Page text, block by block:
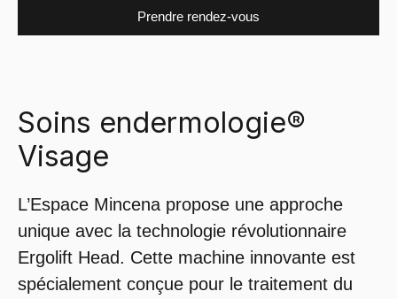
Prendre rendez-vous
Soins endermologie®
Visage
L’Espace Mincena propose une approche
unique avec la technologie révolutionnaire
Ergolift Head. Cette machine innovante est
spécialement conçue pour le traitement du